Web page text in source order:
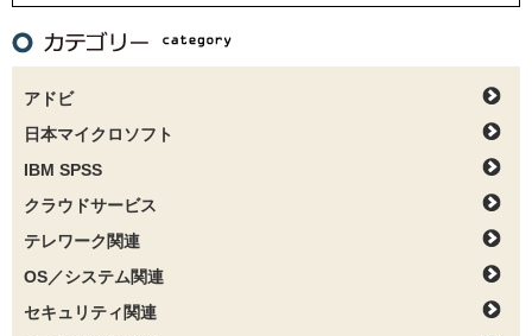
アドビ
日本マイクロソフト
IBM SPSS
クラウドサービス
テレワーク関連
OS／システム関連
セキュリティ関連